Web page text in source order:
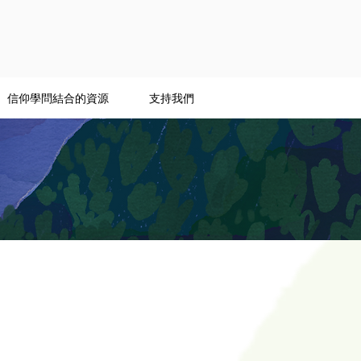
信仰學問結合的資源 支持我們